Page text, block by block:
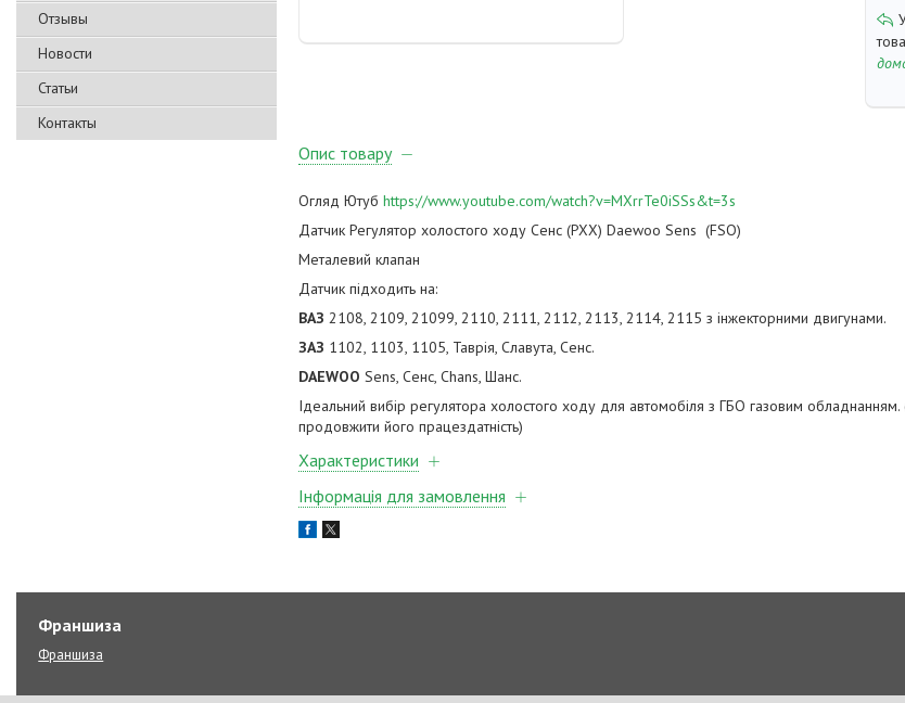
Отзывы
Новости
Статьи
Контакты
Опис товару
Огляд Ютуб https://www.youtube.com/watch?v=MXrrTe0iSSs&t=3s
Датчик Регулятор холостого ходу Сенс (РХХ) Daewoo Sens (FSO)
Металевий клапан
Датчик підходить на:
ВАЗ 2108, 2109, 21099, 2110, 2111, 2112, 2113, 2114, 2115 з інжекторними двигунами.
ЗАЗ 1102, 1103, 1105, Таврія, Славута, Сенс.
DAEWOO Sens, Сенс, Chans, Шанс.
Ідеальний вибір регулятора холостого ходу для автомобіля з ГБО газовим
продовжити його працездатність)
Характеристики
Інформація для замовлення
Франшиза
Франшиза